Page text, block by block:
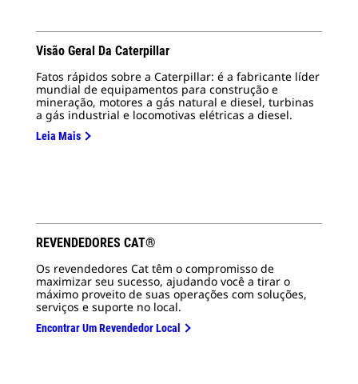
Visão Geral Da Caterpillar
Fatos rápidos sobre a Caterpillar: é a fabricante líder
mundial de equipamentos para construção e
mineração, motores a gás natural e diesel, turbinas
a gás industrial e locomotivas elétricas a diesel.
Leia Mais
REVENDEDORES CAT®
Os revendedores Cat têm o compromisso de
maximizar seu sucesso, ajudando você a tirar o
máximo proveito de suas operações com soluções,
serviços e suporte no local.
Encontrar Um Revendedor Local